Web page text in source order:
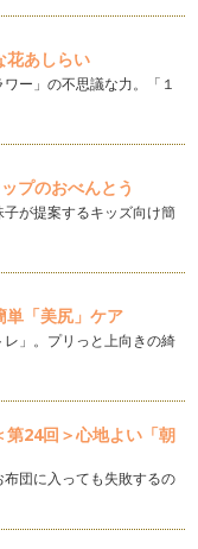
本 香です。 ５月
本 香です。桜の花
ますね！ こんにち
岩本 香です。 一
本 香です。新しい
岩本 香です。 私
花あしらい
ー」の不思議な力。「１
プのおべんとう
が提案するキッズ向け簡
単「美尻」ケア
」。プリっと上向きの綺
第24回＞心地よい「朝
布団に入っても失敗するの